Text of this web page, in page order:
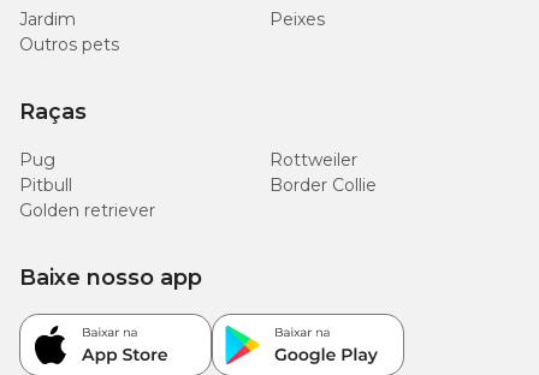
Jardim
Peixes
Outros pets
Raças
Pug
Rottweiler
Pitbull
Border Collie
Golden retriever
Baixe nosso app